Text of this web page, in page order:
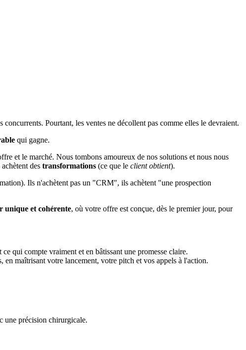
Pourtant, les ventes ne décollent pas comme elles le devraient.
qui gagne.
et le marché. Nous tombons amoureux de nos solutions et nous nous
des transformations (ce que le client obtient).
Ils n'achètent pas un "CRM", ils achètent "une prospection
unique et cohérente, où votre offre est conçue, dès le premier jour, pour
qui compte vraiment et en bâtissant une promesse claire.
maîtrisant votre lancement, votre pitch et vos appels à l'action.
une précision chirurgicale.